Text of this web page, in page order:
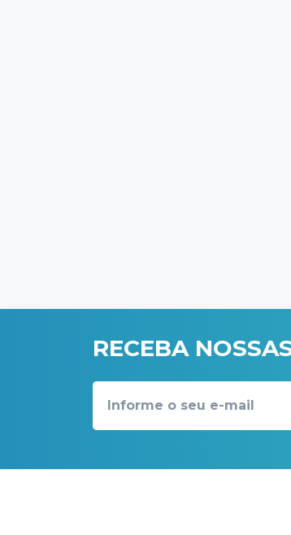
RECEBA